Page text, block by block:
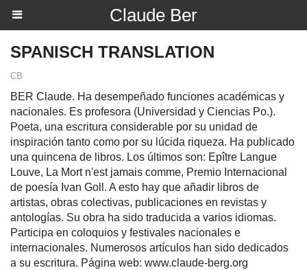
Claude Ber
SPANISCH TRANSLATION
CB
BER Claude. Ha desempeñado funciones académicas y
nacionales. Es profesora (Universidad y Ciencias Po.).
Poeta, una escritura considerable por su unidad de
inspiración tanto como por su lúcida riqueza. Ha publicado
una quincena de libros. Los últimos son: Epître Langue
Louve, La Mort n'est jamais comme, Premio Internacional
de poesía Ivan Goll. A esto hay que añadir libros de
artistas, obras colectivas, publicaciones en revistas y
antologías. Su obra ha sido traducida a varios idiomas.
Participa en coloquios y festivales nacionales e
internacionales. Numerosos artículos han sido dedicados
a su escritura. Página web: www.claude-berg.org